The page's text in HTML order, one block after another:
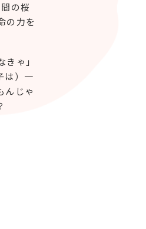
の桜
の力を
ゃ」
は）一
んじゃ